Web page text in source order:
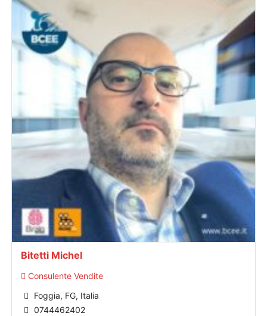
Bitetti Michel
Consulente Vendite
Foggia, FG, Italia
0744462402